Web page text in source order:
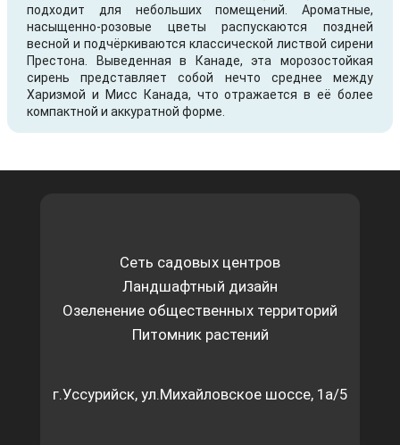
подходит для небольших помещений. Ароматные,
насыщенно-розовые цветы распускаются поздней
весной и подчёркиваются классической листвой сирени
Престона. Выведенная в Канаде, эта морозостойкая
сирень представляет собой нечто среднее между
Харизмой и Мисс Канада, что отражается в её более
компактной и аккуратной форме.
Сеть садовых центров
Ландшафтный дизайн
Озеленение общественных территорий
Питомник растений
г.Уссурийск, ул.Михайловское шоссе, 1а/5